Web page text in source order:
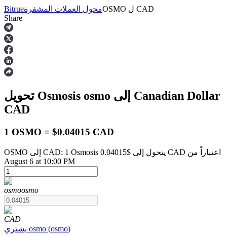
العقود الآجلة
العقود الآجلة USDT
Bitrueمحول العملات المشفرةOSMO ل CAD
Share
تحويل Osmosis osmo
إلى Canadian Dollar
CAD
1 OSMO = $0.04015 CAD
OSMO إلى CAD: 1 Osmosis يتحول إلى $0.04015 CAD اعتباراً من
August 6 at 10:00 PM
osmoosmo
CAD
يشتري osmo (osmo)